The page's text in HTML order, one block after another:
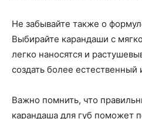
Не забывайте также о
Выбирайте карандаши с
легко наносятся и
создать более естественный
Важно помнить, что
карандаша для губ поможет